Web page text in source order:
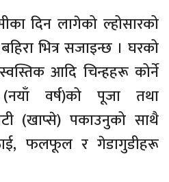
दिन लागेको ल्होसारको
भित्र सजाइन्छ । घरको
आदि चिन्हहरू कोर्ने
वर्ष)को पूजा तथा
(खाप्से) पकाउनुको साथै
फलफूल र गेडागुडीहरू